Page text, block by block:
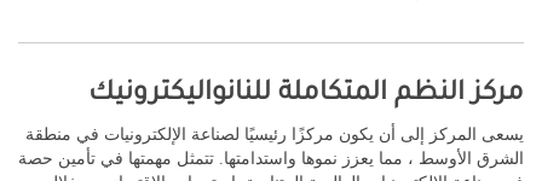
مركز النظم المتكاملة للنانواليكترونيك
يسعى المركز إلى أن يكون مركزًا رئيسيًا لصناعة الإلكترونيات في منطقة
الشرق الأوسط ، مما يعزز نموها واستدامتها. تتمثل مهمتها في تأمين حصة